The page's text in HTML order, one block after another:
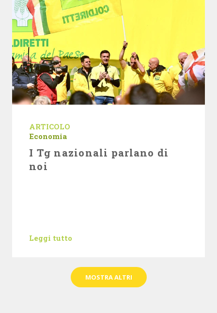
ARTICOLO
Economia
I Tg nazionali parlano di
noi
Leggi tutto
MOSTRA ALTRI